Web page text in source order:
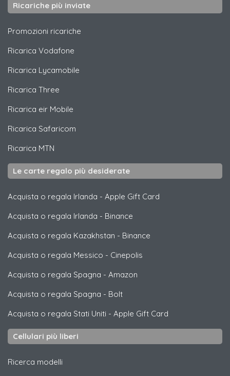
Ricariche più inviate
Promozioni ricariche
Ricarica Vodafone
Ricarica Lycamobile
Ricarica Three
Ricarica eir Mobile
Ricarica Safaricom
Ricarica MTN
Le carte regalo più desiderate
Acquista o regala Irlanda - Apple Gift Card
Acquista o regala Irlanda - Binance
Acquista o regala Kazakhstan - Binance
Acquista o regala Messico - Cinepolis
Acquista o regala Spagna - Amazon
Acquista o regala Spagna - Bolt
Acquista o regala Stati Uniti - Apple Gift Card
Cellulari più liberi
Ricerca modelli